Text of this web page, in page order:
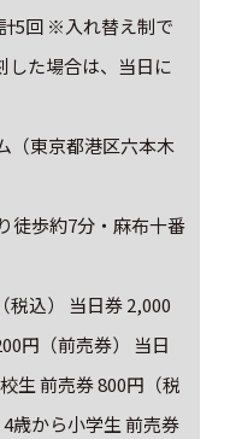
5回 ※入れ替え制で
した場合は、当日に
（東京都港区六本木
徒歩約7分・麻布十番
税込） 当日券 2,000
円（前売券） 当日
生 前売券 800円（税
歳から小学生 前売券